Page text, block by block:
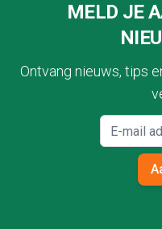
MELD JE
Ontvang nieuws, tips